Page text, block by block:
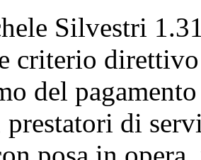
Silvestri
criterio
del
di